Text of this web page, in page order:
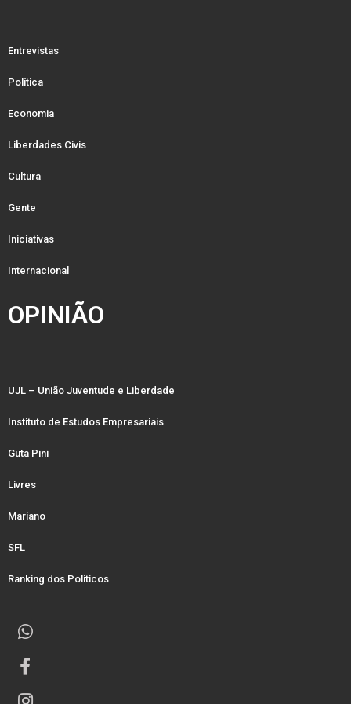
Entrevistas
Política
Economia
Liberdades Civis
Cultura
Gente
Iniciativas
Internacional
OPINIÃO
UJL – União Juventude e Liberdade
Instituto de Estudos Empresariais
Guta Pini
Livres
Mariano
SFL
Ranking dos Politicos